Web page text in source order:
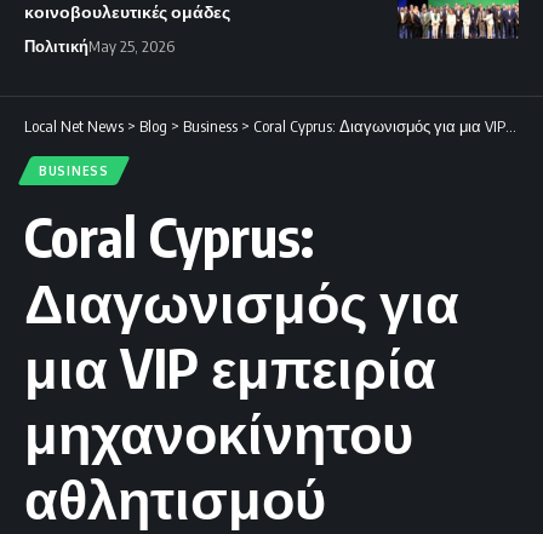
κοινοβουλευτικές ομάδες
ΠολιτικήMay 25, 2026
Local Net News > Blog > Business > Coral Cyprus: Διαγωνισμός για μια VIP εμπειρία μηχανοκίνητου αθλητισμού
BUSINESS
Coral Cyprus:
Διαγωνισμός για
μια VIP εμπειρία
μηχανοκίνητου
αθλητισμού